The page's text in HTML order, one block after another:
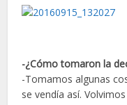
-¿Cómo tomaron la
-Tomamos algunas
se vendía así.